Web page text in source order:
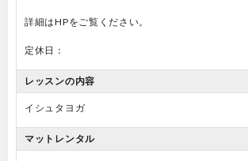
詳細はHPをご覧ください。
定休日：
レッスンの内容
イシュタヨガ
マットレンタル